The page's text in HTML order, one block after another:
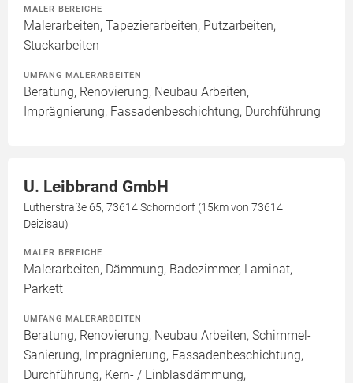
MALER BEREICHE
Malerarbeiten, Tapezierarbeiten, Putzarbeiten,
Stuckarbeiten
UMFANG MALERARBEITEN
Beratung, Renovierung, Neubau Arbeiten,
Imprägnierung, Fassadenbeschichtung, Durchführung
U. Leibbrand GmbH
Lutherstraße 65, 73614 Schorndorf (15km von 73614
Deizisau)
MALER BEREICHE
Malerarbeiten, Dämmung, Badezimmer, Laminat,
Parkett
UMFANG MALERARBEITEN
Beratung, Renovierung, Neubau Arbeiten, Schimmel-
Sanierung, Imprägnierung, Fassadenbeschichtung,
Durchführung, Kern- / Einblasdämmung,